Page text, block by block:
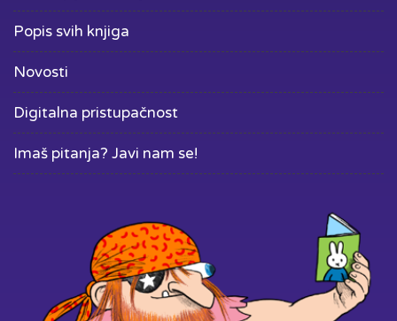
Popis svih knjiga
Novosti
Digitalna pristupačnost
Imaš pitanja? Javi nam se!